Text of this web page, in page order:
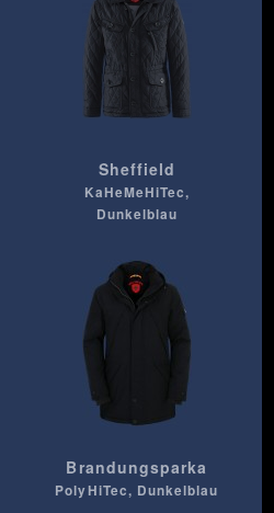
Sheffield
KaHeMeHiTec,
Dunkelblau
Brandungsparka
PolyHiTec, Dunkelblau